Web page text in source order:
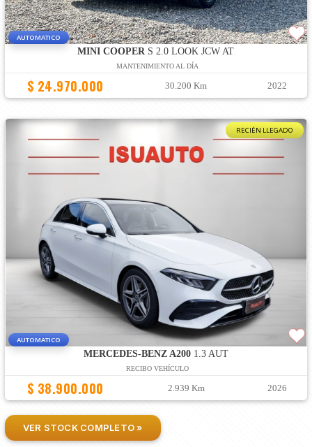
AUTOMATICO
MINI COOPER S 2.0 LOOK JCW AT
MANTENIMIENTO AL DÍA
$ 24.970.000 30.200 Km 2022
RECIÉN LLEGADO
AUTOMATICO
MERCEDES-BENZ A2001.3 AUT
RECIBO VEHÍCULO
$ 38.900.000 2.939 Km 2026
VER STOCK COMPLETO »